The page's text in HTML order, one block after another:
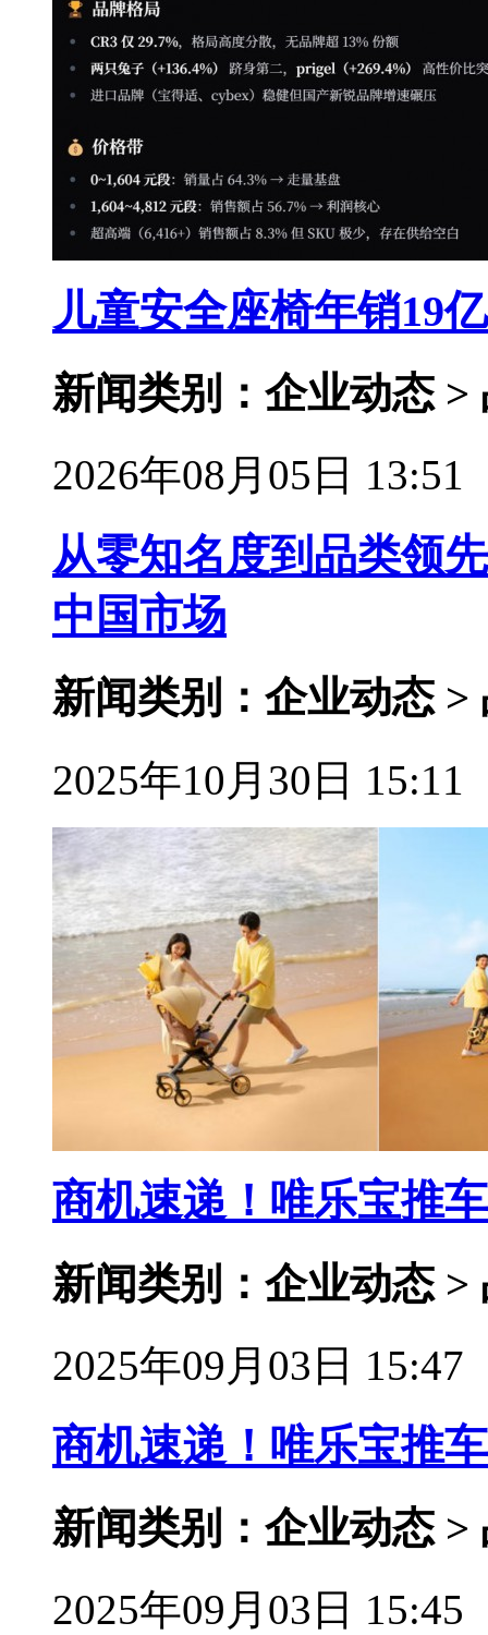
儿童安全座椅年销19
新闻类别：企业动态 >
2026年08月05日 13:51
从零知名度到品类领
中国市场
新闻类别：企业动态 >
2025年10月30日 15:11
商机速递！唯乐宝推
新闻类别：企业动态 >
2025年09月03日 15:47
商机速递！唯乐宝推
新闻类别：企业动态 >
2025年09月03日 15:45